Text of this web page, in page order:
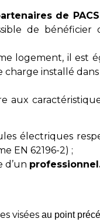
de PACS
de bénéficier
logement, il est
charge installé
aux
électriques
EN 62196-2) ;
d’un
visées au point